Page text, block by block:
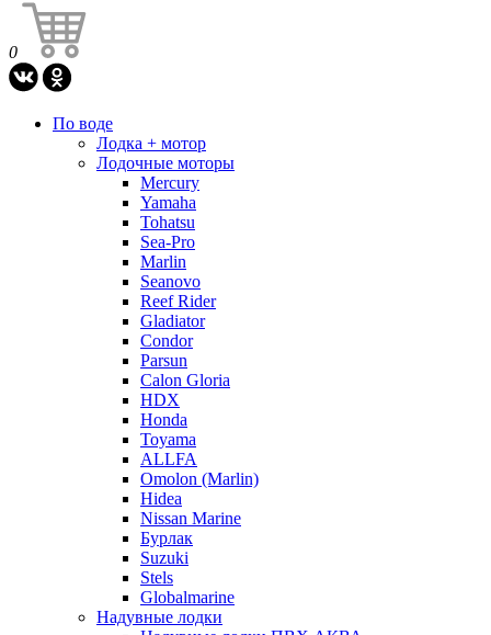
0
По воде
Лодка + мотор
Лодочные моторы
Mercury
Yamaha
Tohatsu
Sea-Pro
Marlin
Seanovo
Reef Rider
Gladiator
Condor
Parsun
Calon Gloria
HDX
Honda
Toyama
ALLFA
Omolon (Marlin)
Hidea
Nissan Marine
Бурлак
Suzuki
Stels
Globalmarine
Надувные лодки